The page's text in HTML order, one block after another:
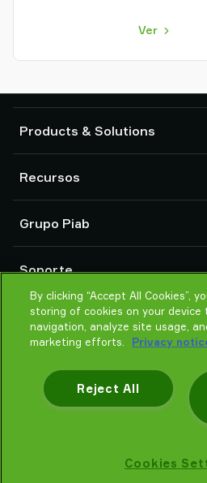
Ver
Products & Solutions
Ventosas y sistemas de agarre delicado
Componentes de herramientas de
Soluciones de agarre para robots y
Transportadores por vacío para
Recursos
Configuradores de producto
Términos y condiciones de ventas
Política de Privacidad
Grupo Piab
Organización global
Código de conducta
Noticias
Soporte
Contacto
Encontrar un partner
Ayuda para elegir
By clicking “Accept All Cookies”,
storing of cookies on your device
navigation, analyze site usage,
marketing efforts.
Privacy
Reject All
Cookies